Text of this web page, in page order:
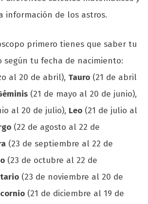
información de los astros.
primero tienes que saber tu
según tu fecha de nacimiento:
al 20 de abril), Tauro (21 de abril
(21 de mayo al 20 de junio),
al 20 de julio), Leo (21 de julio al
(22 de agosto al 22 de
(23 de septiembre al 22 de
(23 de octubre al 22 de
(23 de noviembre al 20 de
(21 de diciembre al 19 de